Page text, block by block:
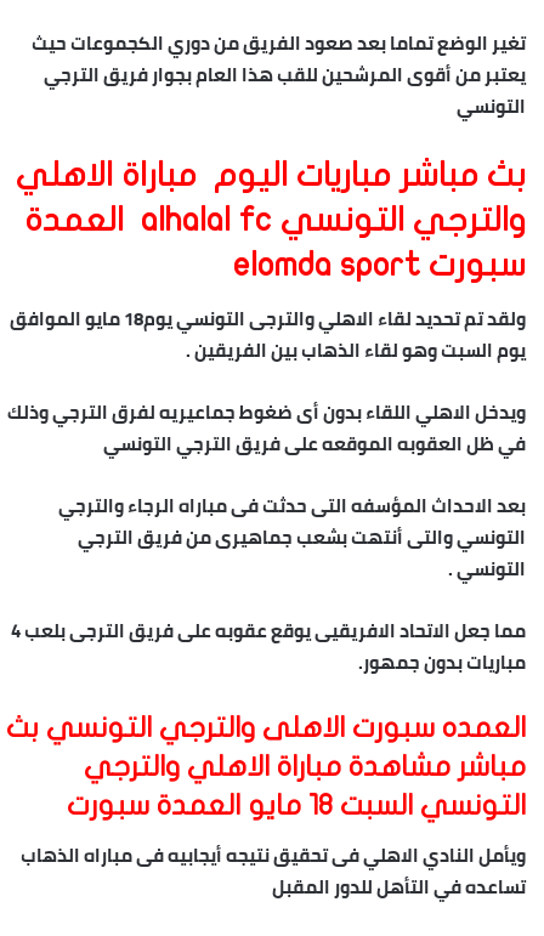
تغير الوضع تماما بعد صعود الفريق من دوري الكجموعات حيث
يعتبر من أقوى المرشحين للقب هذا العام بجوار فريق الترجي
التونسي
بث مباشر مباريات اليوم مباراة الاهلي
والترجي التونسي alhalal fc العمدة
سبورت elomda sport
ولقد تم تحديد لقاء الاهلي والترجى التونسي يوم18 مايو الموافق
يوم السبت وهو لقاء الذهاب بين الفريقين .
ويدخل الاهلي اللقاء بدون أى ضغوط جماعيريه لفرق الترجي وذلك
في ظل العقوبه الموقعه على فريق الترجي التونسي
بعد الاحداث المؤسفه التى حدثت فى مباراه الرجاء والترجي
التونسي والتى أنتهت بشعب جماهيرى من فريق الترجي
التونسي .
مما جعل الاتحاد الافريقيى يوقع عقوبه على فريق الترجى بلعب 4
مباريات بدون جمهور.
العمده سبورت الاهلى والترجي التونسي بث
مباشر مشاهدة مباراة الاهلي والترجي
التونسي السبت 18 مايو العمدة سبورت
ويأمل النادي الاهلي فى تحقيق نتيجه أيجابيه فى مباراه الذهاب
تساعده في التأهل للدور المقبل